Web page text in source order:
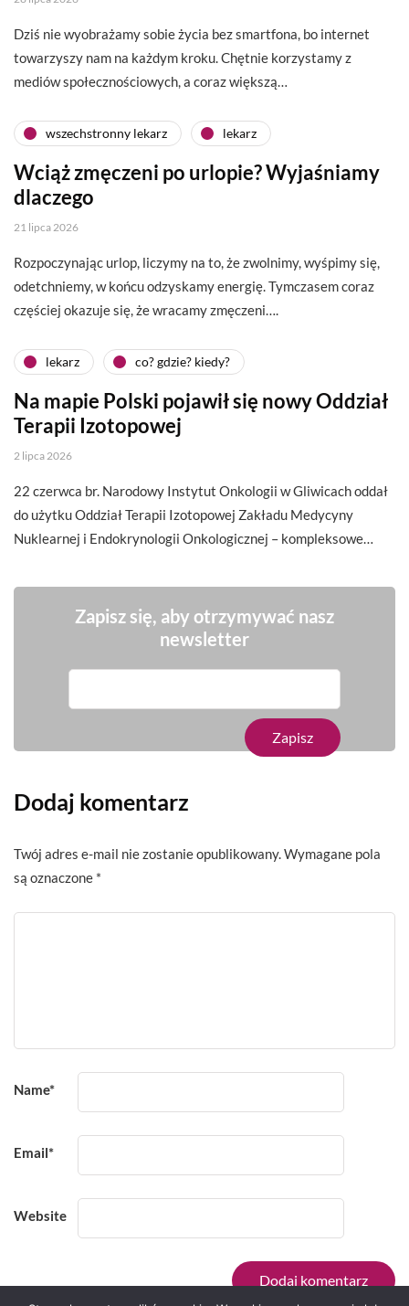
Dziś nie wyobrażamy sobie życia bez smartfona, bo internet
towarzyszy nam na każdym kroku. Chętnie korzystamy z
mediów społecznościowych, a coraz większą…
wszechstronny lekarz lekarz
Wciąż zmęczeni po urlopie? Wyjaśniamy
dlaczego
21 lipca 2026
Rozpoczynając urlop, liczymy na to, że zwolnimy, wyśpimy się,
odetchniemy, w końcu odzyskamy energię. Tymczasem coraz
częściej okazuje się, że wracamy zmęczeni….
lekarz co? gdzie? kiedy?
Na mapie Polski pojawił się nowy Oddział
Terapii Izotopowej
2 lipca 2026
22 czerwca br. Narodowy Instytut Onkologii w Gliwicach oddał
do użytku Oddział Terapii Izotopowej Zakładu Medycyny
Nuklearnej i Endokrynologii Onkologicznej – kompleksowe…
Zapisz się, aby otrzymywać nasz
newsletter
Dodaj komentarz
Twój adres e-mail nie zostanie opublikowany. Wymagane pola
są oznaczone *
Name*
Email*
Website